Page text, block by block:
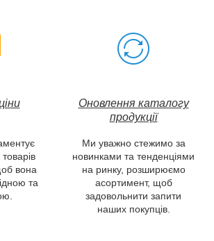
Оновлення каталогу
продукції
вона
та
Ми уважно стежимо за
новинками та тенденціями
на ринку, розширюємо
асортимент, щоб
задовольнити запити
наших покупців.